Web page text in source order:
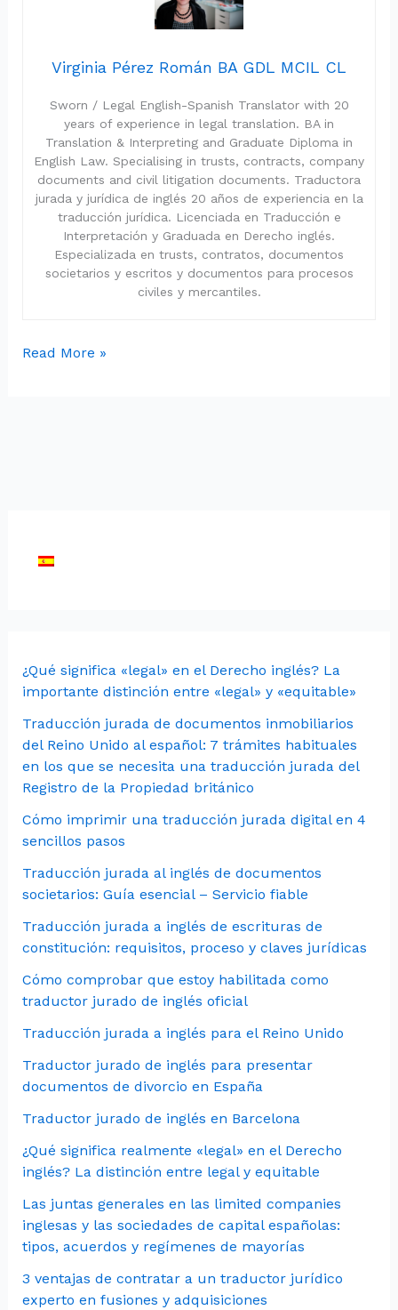
Virginia Pérez Román BA GDL MCIL CL
Sworn / Legal English-Spanish Translator with 20
years of experience in legal translation. BA in
Translation & Interpreting and Graduate Diploma in
English Law. Specialising in trusts, contracts, company
documents and civil litigation documents. Traductora
jurada y jurídica de inglés 20 años de experiencia en la
traducción jurídica. Licenciada en Traducción e
Interpretación y Graduada en Derecho inglés.
Especializada en trusts, contratos, documentos
societarios y escritos y documentos para procesos
civiles y mercantiles.
Read More »
¿Qué significa «legal» en el Derecho inglés? La
importante distinción entre «legal» y «equitable»
Traducción jurada de documentos inmobiliarios
del Reino Unido al español: 7 trámites habituales
en los que se necesita una traducción jurada del
Registro de la Propiedad británico
Cómo imprimir una traducción jurada digital en 4
sencillos pasos
Traducción jurada al inglés de documentos
societarios: Guía esencial – Servicio fiable
Traducción jurada a inglés de escrituras de
constitución: requisitos, proceso y claves jurídicas
Cómo comprobar que estoy habilitada como
traductor jurado de inglés oficial
Traducción jurada a inglés para el Reino Unido
Traductor jurado de inglés para presentar
documentos de divorcio en España
Traductor jurado de inglés en Barcelona
¿Qué significa realmente «legal» en el Derecho
inglés? La distinción entre legal y equitable
Las juntas generales en las limited companies
inglesas y las sociedades de capital españolas:
tipos, acuerdos y regímenes de mayorías
3 ventajas de contratar a un traductor jurídico
experto en fusiones y adquisiciones